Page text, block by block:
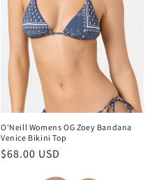
O'Neill Womens OG Zoey Bandana
Venice Bikini Top
Normaler
$68.00 USD